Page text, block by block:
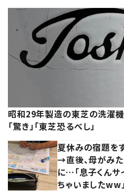
昭和29年製造の東芝の洗濯
「驚き」「東芝恐るべし」
夏休みの宿題を
→直後、母がみた
に…「息子くんサ
ちゃいましたww」